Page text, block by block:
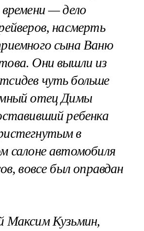
времени — дело
насмерть
сына Ваню
Они вышли из
чуть больше
отец Димы
ребенка
в
салоне автомобиля
вовсе был оправдан
Максим Кузьмин,